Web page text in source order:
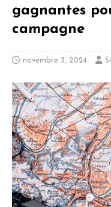
gagnantes
campagne
novembre 3, 2024